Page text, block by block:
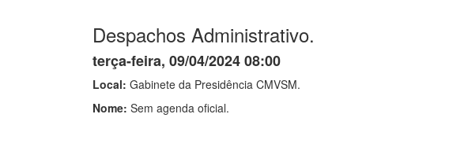
Despachos Administrativo.
terça-feira, 09/04/2024 08:00
Local: Gabinete da Presidência CMVSM.
Nome: Sem agenda oficial.